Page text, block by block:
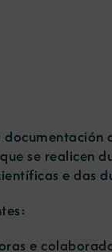
se realicen
e das
e